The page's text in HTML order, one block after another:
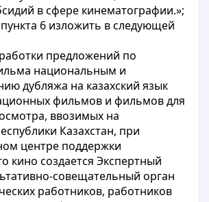
в сфере кинематографии.»;
6 изложить в следующей
предложений по
национальным и
дубляжа на казахский язык
фильмов и фильмов для
ввозимых на
Казахстан, при
центре поддержки
кино создается Экспертный
совещательный орган
работников, работников